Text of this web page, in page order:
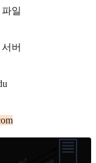
일
버